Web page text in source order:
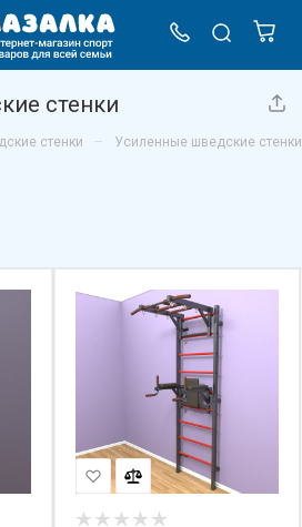
стенки
стенки – Усиленные шведские стенки